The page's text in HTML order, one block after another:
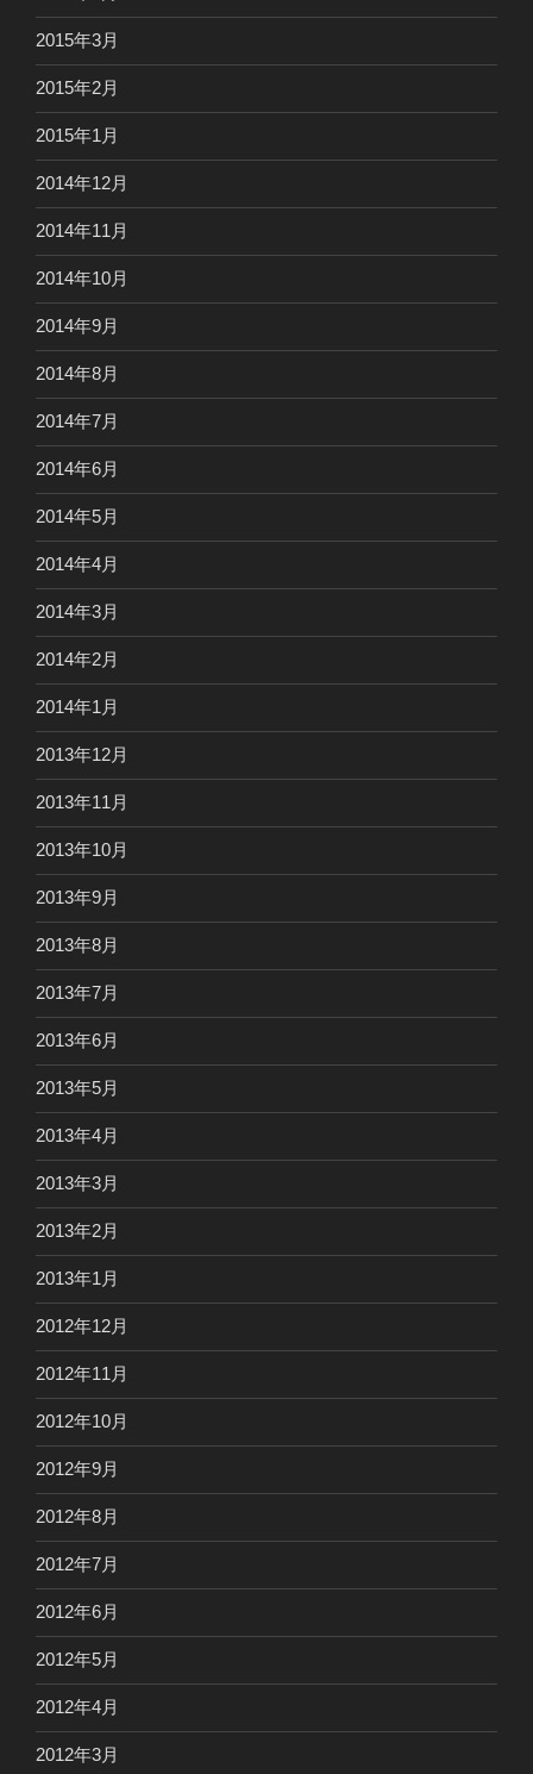
2015年3月
2015年2月
2015年1月
2014年12月
2014年11月
2014年10月
2014年9月
2014年8月
2014年7月
2014年6月
2014年5月
2014年4月
2014年3月
2014年2月
2014年1月
2013年12月
2013年11月
2013年10月
2013年9月
2013年8月
2013年7月
2013年6月
2013年5月
2013年4月
2013年3月
2013年2月
2013年1月
2012年12月
2012年11月
2012年10月
2012年9月
2012年8月
2012年7月
2012年6月
2012年5月
2012年4月
2012年3月